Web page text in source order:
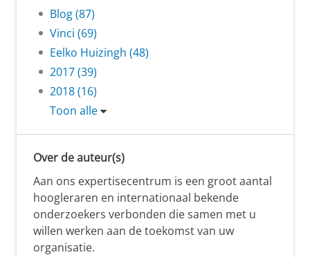
Blog (87)
Vinci (69)
Eelko Huizingh (48)
2017 (39)
2018 (16)
Toon alle
Over de auteur(s)
Aan ons expertisecentrum is een groot aantal
hoogleraren en internationaal bekende
onderzoekers verbonden die samen met u
willen werken aan de toekomst van uw
organisatie.